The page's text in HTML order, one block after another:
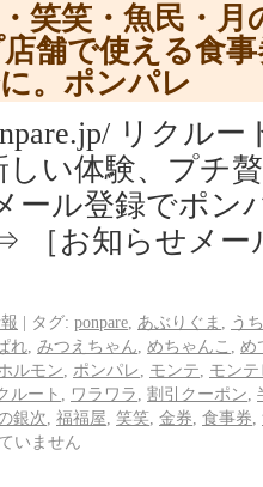
・笑笑・魚民・
舗で使える食
。ポンパレ
リクル
しい体験、プチ
ル登録でポン
［お知らせメ
| タグ: ponpare あぶりぐま
う
れ みつえちゃん めちゃんこ
め
ルモン ポンパレ モンテ
モン
ルート ワラワラ 割引クーポン
銀次 福福屋 笑笑 金券 食事券
いません